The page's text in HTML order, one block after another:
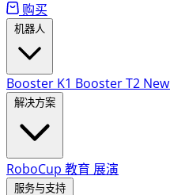
购买
机器人
Booster K1 Booster T2 New
解决方案
RoboCup 教育 展演
服务与支持